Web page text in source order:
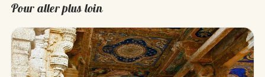
Pour aller plus loin